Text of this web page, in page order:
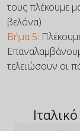
τους πλέκουμε
βελόνα)
Βήμα 5:
τελειώσουν οι